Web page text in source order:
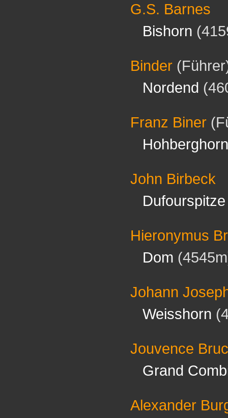
G.S. Barnes
Bishorn
Binder
Nordend
Franz Biner
Hohberghorn
John Birbeck
Dufourspitze
Hieronymus
Dom
Johann
Weisshorn
Jouvence
Grand
Alexander